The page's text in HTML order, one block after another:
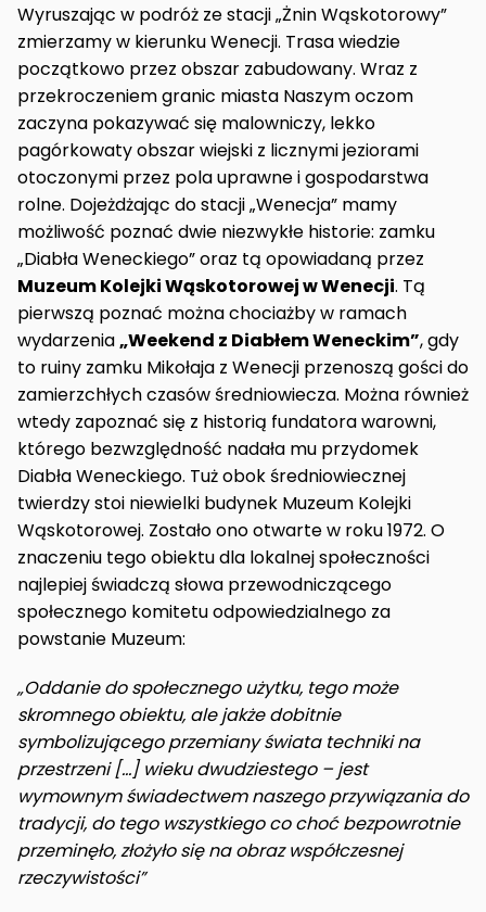
Wyruszając w podróż ze stacji „Żnin Wąskotorowy”
zmierzamy w kierunku Wenecji. Trasa wiedzie
początkowo przez obszar zabudowany. Wraz z
przekroczeniem granic miasta Naszym oczom
zaczyna pokazywać się malowniczy, lekko
pagórkowaty obszar wiejski z licznymi jeziorami
otoczonymi przez pola uprawne i gospodarstwa
rolne. Dojeżdżając do stacji „Wenecja” mamy
możliwość poznać dwie niezwykłe historie: zamku
„Diabła Weneckiego” oraz tą opowiadaną przez
Muzeum Kolejki Wąskotorowej w Wenecji. Tą
pierwszą poznać można chociażby w ramach
wydarzenia„Weekend z Diabłem Weneckim”, gdy
to ruiny zamku Mikołaja z Wenecji przenoszą gości do
zamierzchłych czasów średniowiecza. Można również
wtedy zapoznać się z historią fundatora warowni,
którego bezwzględność nadała mu przydomek
Diabła Weneckiego. Tuż obok średniowiecznej
twierdzy stoi niewielki budynek Muzeum Kolejki
Wąskotorowej. Zostało ono otwarte w roku 1972. O
znaczeniu tego obiektu dla lokalnej społeczności
najlepiej świadczą słowa przewodniczącego
społecznego komitetu odpowiedzialnego za
powstanie Muzeum:
„Oddanie do społecznego użytku, tego może
skromnego obiektu, ale jakże dobitnie
symbolizującego przemiany świata techniki na
przestrzeni […] wieku dwudziestego – jest
wymownym świadectwem naszego przywiązania do
tradycji, do tego wszystkiego co choć bezpowrotnie
przeminęło, złożyło się na obraz współczesnej
rzeczywistości”